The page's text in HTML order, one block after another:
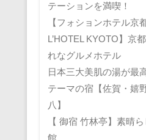
テーションを満喫！
【フォションホテル京
L’HOTEL KYOTO】京
れなグルメホテル
日本三大美肌の湯が最
テーマの宿【佐賀・嬉
八】
【 御宿 竹林亭】素晴